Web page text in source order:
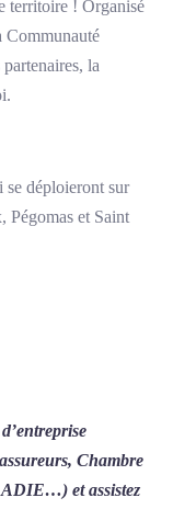
territoire ! Organisé
Communauté
la
se déploieront sur
Pégomas et Saint
Chambre
ADIE…) et assistez